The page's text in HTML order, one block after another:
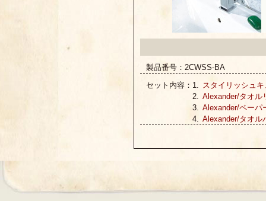
製品番号：2CWSS-BA
セット内容：
スタイリッシュ
Alexander/タオル
Alexander/ペー
Alexander/タオル